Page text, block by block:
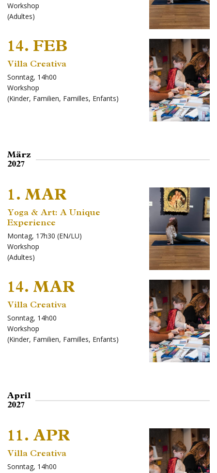
Workshop
(Adultes)
14. FEB
Villa Creativa
Sonntag, 14h00
Workshop
(Kinder, Familien, Familles, Enfants)
März
2027
1. MAR
Yoga & Art: A Unique
Experience
Montag, 17h30 (EN/LU)
Workshop
(Adultes)
14. MAR
Villa Creativa
Sonntag, 14h00
Workshop
(Kinder, Familien, Familles, Enfants)
April
2027
11. APR
Villa Creativa
Sonntag, 14h00